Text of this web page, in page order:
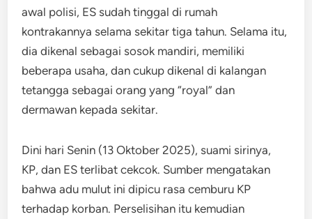
awal polisi, ES sudah tinggal di rumah
kontrakannya selama sekitar tiga tahun. Selama itu,
dia dikenal sebagai sosok mandiri, memiliki
beberapa usaha, dan cukup dikenal di kalangan
tetangga sebagai orang yang “royal” dan
dermawan kepada sekitar.
Dini hari Senin (13 Oktober 2025), suami sirinya,
KP, dan ES terlibat cekcok. Sumber mengatakan
bahwa adu mulut ini dipicu rasa cemburu KP
terhadap korban. Perselisihan itu kemudian